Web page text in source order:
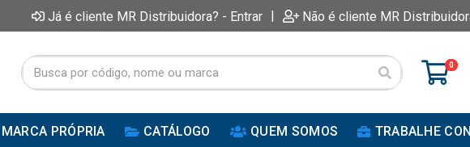
Já é cliente MR Distribuidora? - Entrar | Não é cliente MR
0
MARCA PRÓPRIA CATÁLOGO QUEM SOMOS TRABALHE